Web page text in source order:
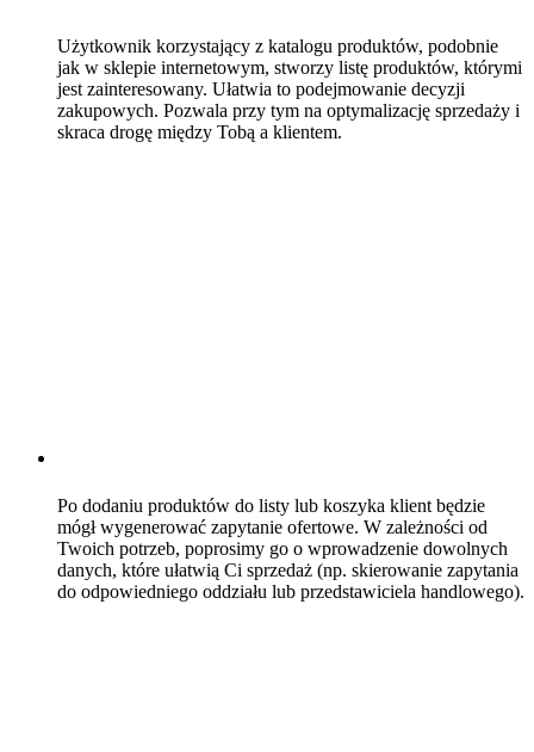
Użytkownik korzystający z katalogu produktów, podobnie
jak w sklepie internetowym, stworzy listę produktów, którymi
jest zainteresowany. Ułatwia to podejmowanie decyzji
zakupowych. Pozwala przy tym na optymalizację sprzedaży i
skraca drogę między Tobą a klientem.
Po dodaniu produktów do listy lub koszyka klient będzie
mógł wygenerować zapytanie ofertowe. W zależności od
Twoich potrzeb, poprosimy go o wprowadzenie dowolnych
danych, które ułatwią Ci sprzedaż (np. skierowanie zapytania
do odpowiedniego oddziału lub przedstawiciela handlowego).